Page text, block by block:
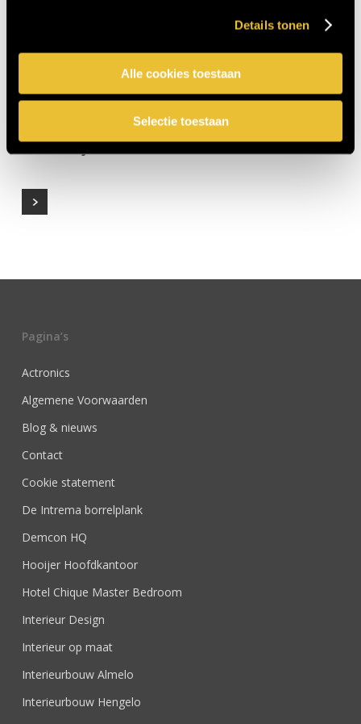
Details tonen
Alle cookies toestaan
Selectie toestaan
Boerderij 1 0
Pagina’s
Actronics
Algemene Voorwaarden
Blog & nieuws
Contact
Cookie statement
De Intrema borrelplank
Demcon HQ
Hooijer Hoofdkantoor
Hotel Chique Master Bedroom
Interieur Design
Interieur op maat
Interieurbouw Almelo
Interieurbouw Hengelo